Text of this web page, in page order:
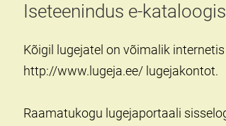
Iseteenindus e-
Kõigil lugejatel on võimalik
http://www.lugeja.ee/ lugejakontot.
Raamatukogu lugejaportaali s